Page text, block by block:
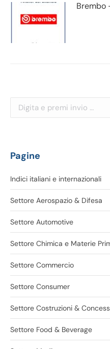
Brembo
Cerca:
Pagine
Indici italiani e internazionali
Settore Aerospazio & Difesa
Settore Automotive
Settore Chimica e Materie
Settore Commercio
Settore Consumer
Settore Costruzioni &
Settore Food & Beverage